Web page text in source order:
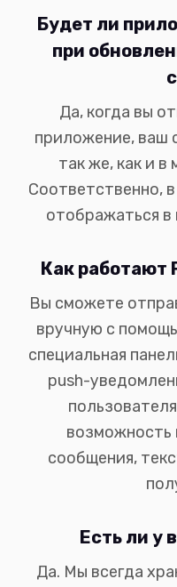
Будет ли
при
Да, когда вы
приложение, ваш
так же, как и
Соответственно,
отображаться в
Как работают
Вы сможете
вручную с
специальная
push-
возможность
сообщения,
Есть ли у
Да. Мы всегда